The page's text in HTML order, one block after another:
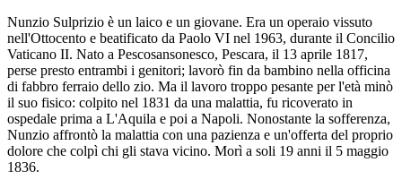
Nunzio Sulprizio è un laico e un giovane. Era un operaio vissuto
nell'Ottocento e beatificato da Paolo VI nel 1963, durante il Concilio
Vaticano II. Nato a Pescosansonesco, Pescara, il 13 aprile 1817,
perse presto entrambi i genitori; lavorò fin da bambino nella officina
di fabbro ferraio dello zio. Ma il lavoro troppo pesante per l'età minò
il suo fisico: colpito nel 1831 da una malattia, fu ricoverato in
ospedale prima a L'Aquila e poi a Napoli. Nonostante la sofferenza,
Nunzio affrontò la malattia con una pazienza e un'offerta del proprio
dolore che colpì chi gli stava vicino. Morì a soli 19 anni il 5 maggio
1836.